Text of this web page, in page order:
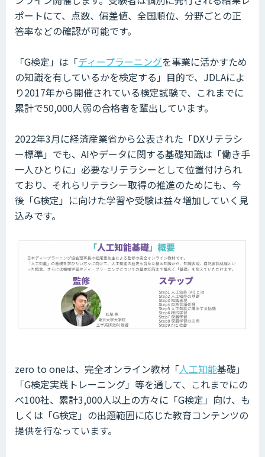
ポートにて、点数、偏差値、全国順位、分野ごとの正
答率などの確認が可能です。
「G検定」は「ディープラーニングを事業に活かすため
の知識を有しているかを検定する」目的で、JDLAによ
り2017年から開催されている検定試験で、これまでに
累計で50,000人弱の合格者を輩出しています。
2022年3月に経済産業省から公表された「DXリテラシ
ー標準」でも、AIやデータに関する基礎知識は「働き手
一人ひとりに」必要なリテラシーとして位置付けられ
ており、それらリテラシー取得の推進のためにも、今
後「G検定」に向けた学習や受験は益々増加していく見
込みです。
zero to oneは、完全オンライン教材「人工知能基礎」
「G検定実践トレーニング」等を通して、これまでにの
べ100社、累計3,000人以上の方々に「G検定」向け、も
しくは「G検定」の出題範囲に応じた教育コンテンツの
提供を行なっています。